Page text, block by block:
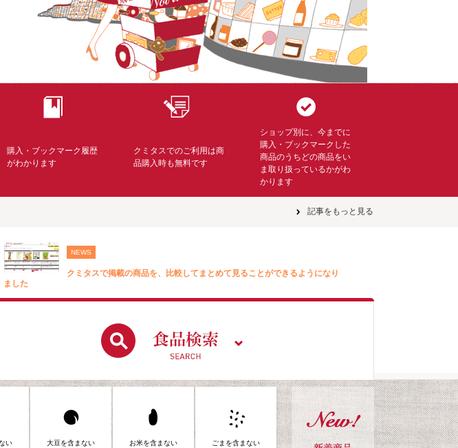
購入・ブックマーク履歴
がわかります
クミタスでのご利用は商
品購入時も無料です
ショップ別に、今までに
購入・ブックマークした
商品のうちどの商品をい
ま取り扱っているかがわ
かります
記事をもっと見る
NEWS
クミタスで掲載の商品を、比較してまとめて見ることができるようになり
ました
い
大豆を含まない
お米を含まない
ごまを含まない